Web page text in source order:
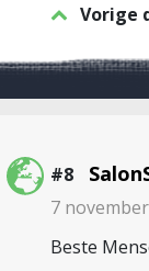
Vorige
#8
7
Beste